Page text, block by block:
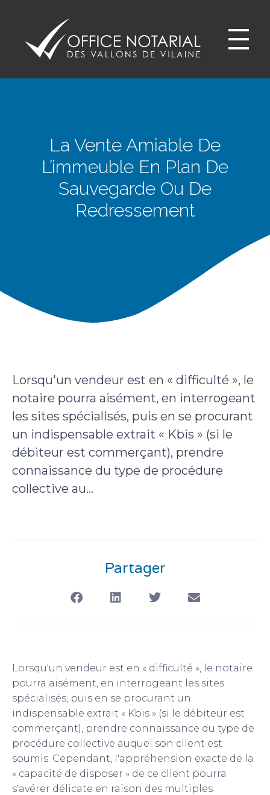
La Vente Amiable De
L’immeuble En Plan De
Sauvegarde Ou De
Redressement
Lorsqu'un vendeur est en « difficulté », le
notaire pourra aisément, en interrogeant
les sites spécialisés, puis en se procurant
un indispensable extrait « Kbis » (si le
débiteur est commerçant), prendre
connaissance du type de procédure
collective au...
Partager
Lorsqu'un vendeur est en « difficulté », le notaire
pourra aisément, en interrogeant les sites
spécialisés, puis en se procurant un
indispensable extrait « Kbis » (si le débiteur est
commerçant), prendre connaissance du type de
procédure collective auquel son client est
soumis. Cependant, l'appréhension exacte de la
« capacité de disposer » de ce client pourra
s'avérer délicate en raison des multiples